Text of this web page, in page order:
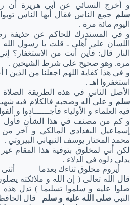
و أخرج النسائي عن أبي هريرة أن
سلم جمع الناس فقال أيها الناس
اليوم مائة مرة .
و في المستدرك للحاكم عن حذيفة
اللسان على أهلي ـ قلت يا رسول
النار قال: فأين أنت من الاستغفار؟
مرة. وهو صحيح على شرط الشيخين .
و في هذا كفاية اللهم اجعلنا من الذين
استغفروا اهـ .
الأصل الثاني في هذه الطريقة الصلاة
سلم و على آله وصحبه فالكلام فيه
فيه العلماء و الأولياء فأجــــــادوا و
و كم من مصنف في هذا الشأن فأول
إسماعيل البغدادي المالكي و آخر
محمد المختار يوسف النبهاني البيروتي .
لكن أني لمخلوق بتوفية هذا المقام
يدلي دلوه في الدلاء .
أيروم مخلوق ثناءك بعدما أثنى
قال الله تعالى ( إن الله و ملائكته
صلوا عليه و سلموا تسليما ) تدل
النبي صلى الله عليه و سلم
قال